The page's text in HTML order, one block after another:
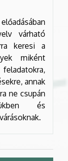
várható
keresi a
miként
annak
ne csupán
és